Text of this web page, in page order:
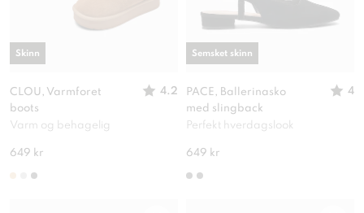
CLOU, Varmforet
boots
4.2
Varm og behagelig
649 kr
Skinn
PACE, Ballerinasko
med slingback
4
Perfekt hverdagslook
649 kr
Semsket skinn